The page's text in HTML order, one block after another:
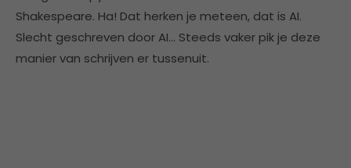
Shakespeare. Ha! Dat herken je meteen, dat is AI.
Slecht geschreven door AI… Steeds vaker pik je deze
manier van schrijven er tussenuit.